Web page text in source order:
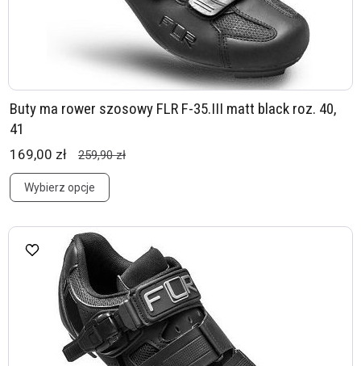
Buty ma rower szosowy FLR F-35.III matt black roz. 40,
41
169,00 zł 259,90 zł
Wybierz opcje